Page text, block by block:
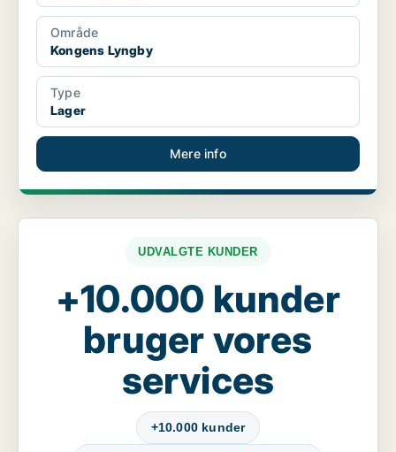
Område
Kongens Lyngby
Type
Lager
Mere info
UDVALGTE KUNDER
+10.000 kunder
bruger vores
services
+10.000 kunder